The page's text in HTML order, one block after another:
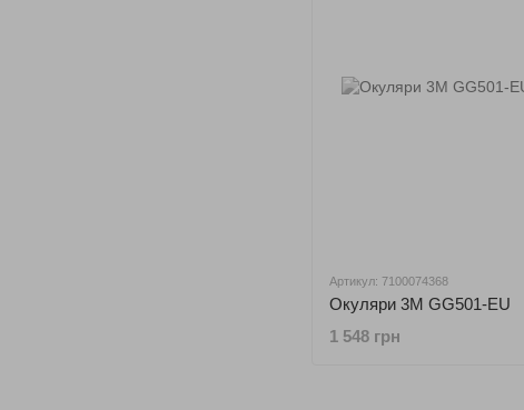
Артикул: 7100074368
Окуляри 3М GG501-EU
1 548 грн